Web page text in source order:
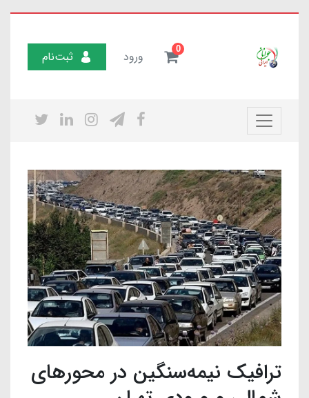
0 ورود ثبت‌نام
ترافیک نیمه‌سنگین در محورهای